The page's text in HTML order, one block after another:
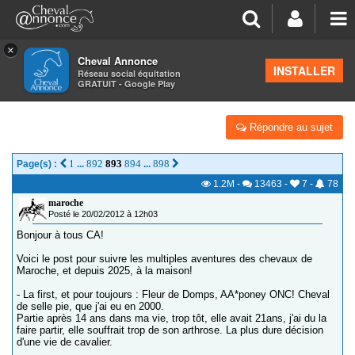
×
Cheval Annonce
Réseau social équitation
GRATUIT - Google Play
INSTALLER
>Vos photos et vidéos
AUTOMNE & ORLANDO & ULK : AT HOME
Répondre au sujet
Page(s) : 1 ... 892 893 894 ... 898
1.2M - 13463 - 7 -
78
maroche
Posté le 20/02/2012 à 12h03
Bonjour à tous CA!
Voici le post pour suivre les multiples aventures des chevaux de
Maroche, et depuis 2025, à la maison!
- La first, et pour toujours : Fleur de Domps, AA*poney ONC! Cheval
de selle pie, que j'ai eu en 2000.
Partie après 14 ans dans ma vie, trop tôt, elle avait 21ans, j'ai du la
faire partir, elle souffrait trop de son arthrose. La plus dure décision
d'une vie de cavalier.